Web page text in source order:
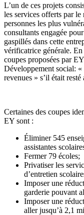
L’un de ces projets
les services offerts par
personnes les plus
consultants engagée
gaspillés dans cette
vérificatrice générale.
coupes proposées par
Développement social: «
revenues » s’il était
Certaines des coupes
EY sont :
Éliminer 545
assistantes
Fermer 79 écoles;
Privatiser les
d’entretien
Imposer une
garderie pouvant
Imposer une
aller jusqu’à 2,1